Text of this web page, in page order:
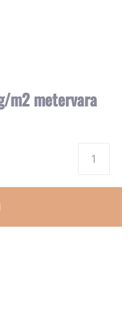
m2 metervara